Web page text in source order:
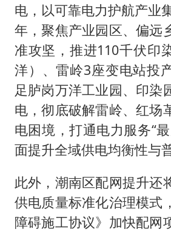
电，以可靠电力护航产业
年，聚焦产业园区、偏远
准攻坚，推进110千伏印
洋）、雷岭3座变电站投
足胪岗万洋工业园、印染
电，彻底破解雷岭、红场
电困境，打通电力服务“
面提升全域供电均衡性与
此外，潮南区配网提升还
供电质量标准化治理模式
障碍施工协议》加快配网